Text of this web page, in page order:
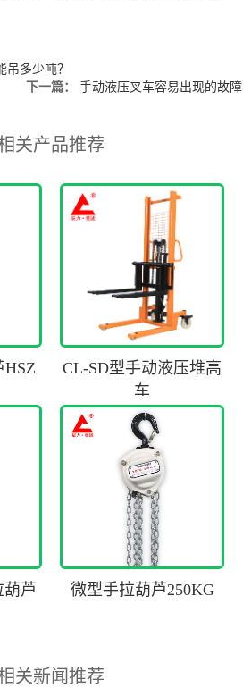
吊多少吨？
下一篇：
手动液压叉车容易出现的故障
关产品推荐
HSZ
CL-SD型手动液压堆高
车
芦 微型手拉葫芦250KG
关新闻推荐